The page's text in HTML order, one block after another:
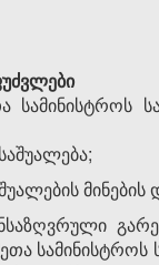
სამინისტროს
მინების